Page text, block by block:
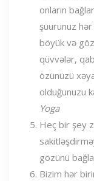
onların
şüurunuz
böyük və
qüvvələr,
özünüzü
olduğunuzu
Yoga
Heç bir şey
gözünü
Bizim hər